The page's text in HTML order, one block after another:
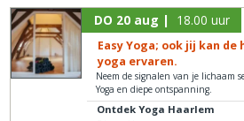
DO 20 aug | 18.00 uur
Easy Yoga; ook jij kan
yoga ervaren.
Neem de signalen van je lichaam
Yoga en diepe ontspanning.
Ontdek Yoga Haarlem